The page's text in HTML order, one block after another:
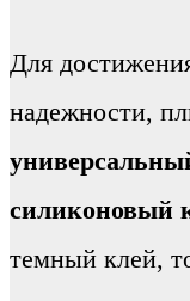
Для
надежности,
силиконовый
темный клей,